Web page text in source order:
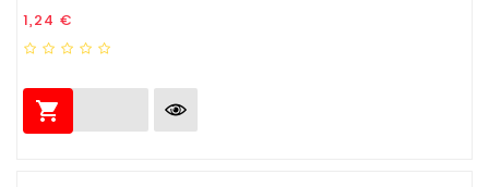
Prezzo
1,24 €
